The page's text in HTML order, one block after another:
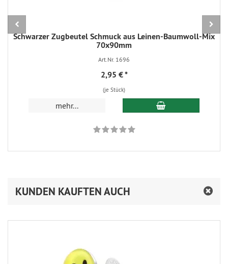
Schwarzer Zugbeutel Schmuck aus Leinen-Baumwoll-Mix
70x90mm
Art.Nr. 1696
2,95 €*
(je Stück)
mehr... In den Warenkorb
KUNDEN KAUFTEN AUCH